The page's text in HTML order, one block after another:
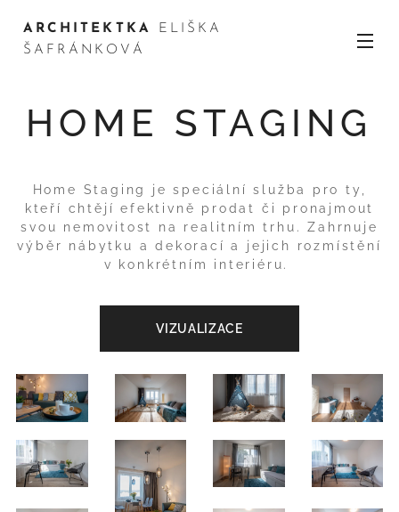
ARCHITEKTKA
ELIŠKA
ŠAFRÁNKOVÁ
HOME STAGING
Home Staging je speciální služba pro ty,
kteří chtějí efektivně prodat či pronajmout
svou nemovitost na realitním trhu. Zahrnuje
výběr nábytku a dekorací a jejich rozmístění
v konkrétním interiéru.
VIZUALIZACE